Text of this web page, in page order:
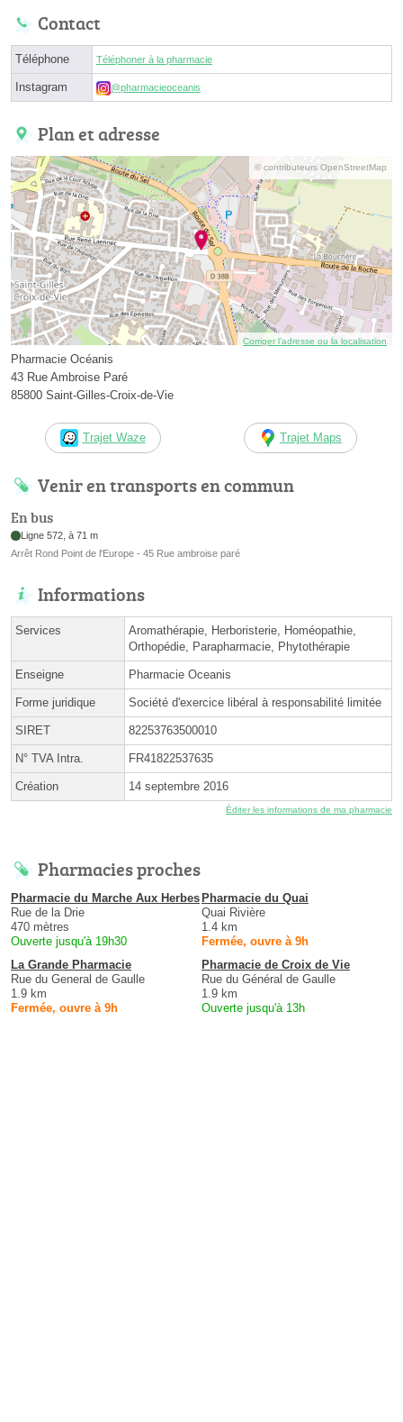
Contact
Téléphone Téléphoner à la pharmacie
Instagram @pharmacieoceanis
Plan et adresse
© contributeurs OpenStreetMap
Corriger l’adresse ou la localisation
Pharmacie Océanis
43 Rue Ambroise Paré
85800 Saint-Gilles-Croix-de-Vie
Trajet Waze Trajet Maps
Venir en transports en commun
En bus
Ligne 572, à 71 m
Arrêt Rond Point de l'Europe - 45 Rue ambroise paré
Informations
Services
Aromathérapie, Herboristerie, Homéopathie,
Orthopédie, Parapharmacie, Phytothérapie
Enseigne Pharmacie Oceanis
Forme juridique Société d'exercice libéral à responsabilité limitée
SIRET 82253763500010
N° TVA Intra. FR41822537635
Création 14 septembre 2016
Éditer les informations de ma pharmacie
Pharmacies proches
Pharmacie du Marche Aux Herbes
Rue de la Drie
470 mètres
Ouverte jusqu'à 19h30
Pharmacie du Quai
Quai Rivière
1.4 km
Fermée, ouvre à 9h
La Grande Pharmacie
Rue du General de Gaulle
1.9 km
Fermée, ouvre à 9h
Pharmacie de Croix de Vie
Rue du Général de Gaulle
1.9 km
Ouverte jusqu'à 13h